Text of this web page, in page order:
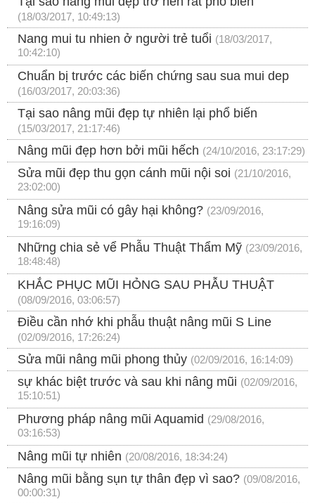
(18/03/2017, 10:49:13)
Nang mui tu nhien ở người trẻ tuổi (18/03/2017,
10:42:10)
Chuẩn bị trước các biến chứng sau sua mui dep
(16/03/2017, 20:03:36)
Tại sao nâng mũi đẹp tự nhiên lại phổ biến
(15/03/2017, 21:17:46)
Nâng mũi đẹp hơn bởi mũi hếch (24/10/2016, 23:17:29)
Sửa mũi đẹp thu gọn cánh mũi nội soi (21/10/2016,
23:02:00)
Nâng sửa mũi có gây hại không? (23/09/2016,
19:16:09)
Những chia sẻ vể Phẫu Thuật Thẩm Mỹ (23/09/2016,
18:48:48)
KHẮC PHỤC MŨI HỎNG SAU PHẪU THUẬT
(08/09/2016, 03:06:57)
Điều cần nhớ khi phẫu thuật nâng mũi S Line
(02/09/2016, 17:26:24)
Sửa mũi nâng mũi phong thủy (02/09/2016, 16:14:09)
sự khác biệt trước và sau khi nâng mũi (02/09/2016,
15:10:51)
Phương pháp nâng mũi Aquamid (29/08/2016,
03:16:53)
Nâng mũi tự nhiên (20/08/2016, 18:34:24)
Nâng mũi bằng sụn tự thân đẹp vì sao? (09/08/2016,
00:00:31)